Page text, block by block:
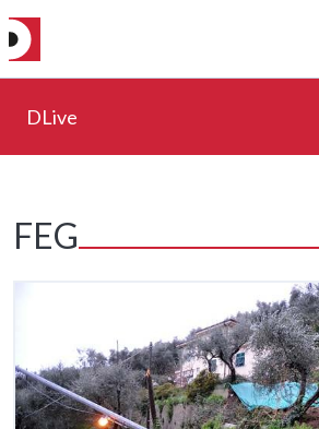
DLive
FEG